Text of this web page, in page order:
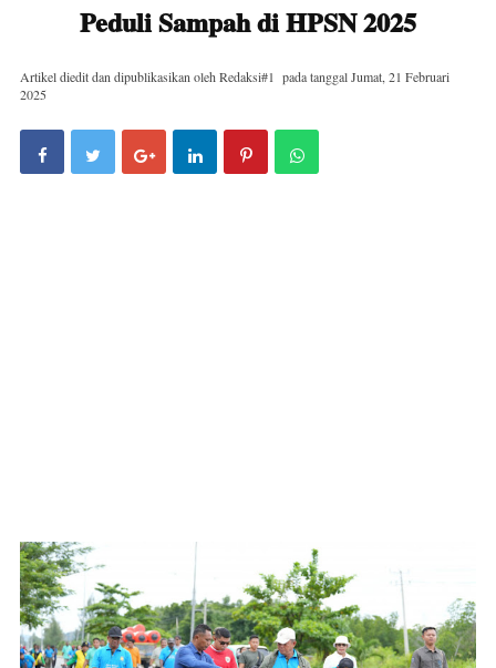
Peduli Sampah di HPSN 2025
Artikel diedit dan dipublikasikan oleh Redaksi#1 pada tanggalJumat, 21 Februari
2025